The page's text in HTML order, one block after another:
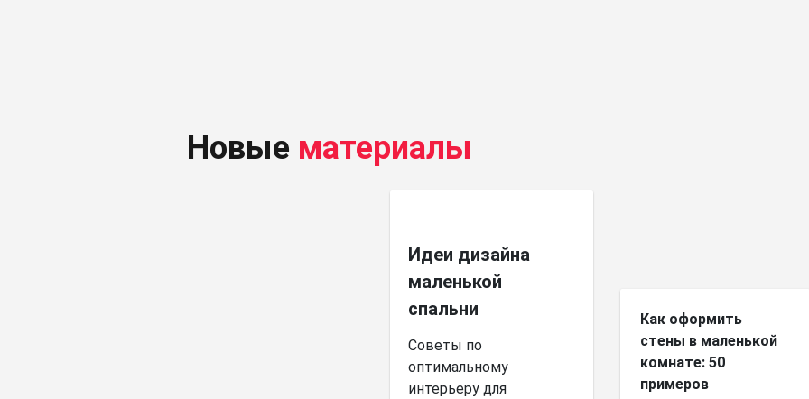
Новые материалы
Идеи дизайна
маленькой
спальни
Советы по
оптимальному
интерьеру для
Как оформить
стены в маленькой
комнате: 50
примеров